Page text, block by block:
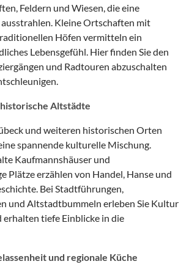
Feldern und Wiesen, die eine
Kleine Ortschaften mit
Höfen vermitteln ein
Lebensgefühl. Hier finden Sie den
und Radtouren abzuschalten
Altstädte
und weiteren historischen Orten
spannende kulturelle Mischung.
Kaufmannshäuser und
Plätze erzählen von Handel, Hanse und
Bei Stadtführungen,
und Altstadtbummeln erleben Sie Kultur
erhalten tiefe Einblicke in die
und regionale Küche